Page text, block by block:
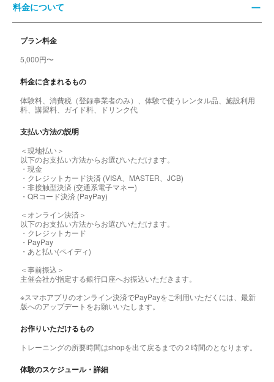
料金について
プラン料金
5,000円〜
料金に含まれるもの
体験料、消費税（登録事業者のみ）、体験で使うレンタル品、施設利用
料、講習料、ガイド料、ドリンク代
支払い方法の説明
＜現地払い＞
以下のお支払い方法からお選びいただけます。
・現金
・クレジットカード決済 (VISA、MASTER、JCB)
・非接触型決済 (交通系電子マネー)
・QRコード決済 (PayPay)
＜オンライン決済＞
以下のお支払い方法からお選びいただけます。
・クレジットカード
・PayPay
・あと払い(ペイディ)
＜事前振込＞
主催会社が指定する銀行口座へお振込いただきます。
※スマホアプリのオンライン決済でPayPayをご利用いただくには、最新
版へのアップデートをお願いいたします。
お作りいただけるもの
トレーニングの所要時間はshopを出て戻るまでの２時間のとなります。
体験のスケジュール・詳細